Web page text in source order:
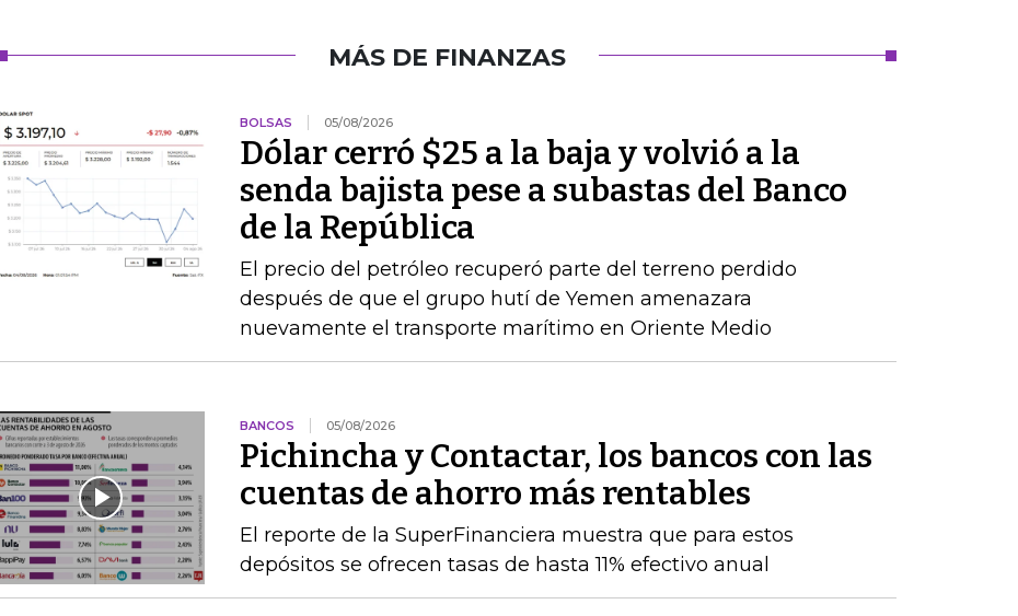
MÁS DE FINANZAS
BOLSAS 05/08/2026
Dólar cerró $25 a la baja y volvió a la
senda bajista pese a subastas del Banco
de la República
El precio del petróleo recuperó parte del terreno perdido
después de que el grupo hutí de Yemen amenazara
nuevamente el transporte marítimo en Oriente Medio
BANCOS 05/08/2026
Pichincha y Contactar, los bancos con las
cuentas de ahorro más rentables
El reporte de la SuperFinanciera muestra que para estos
depósitos se ofrecen tasas de hasta 11% efectivo anual